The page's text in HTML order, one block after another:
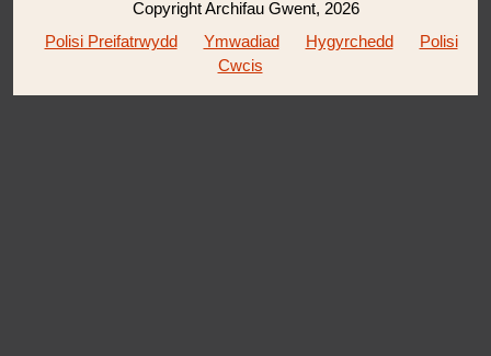
Copyright Archifau Gwent, 2026
Polisi Preifatrwydd
Ymwadiad Hygyrchedd
Polisi
Cwcis